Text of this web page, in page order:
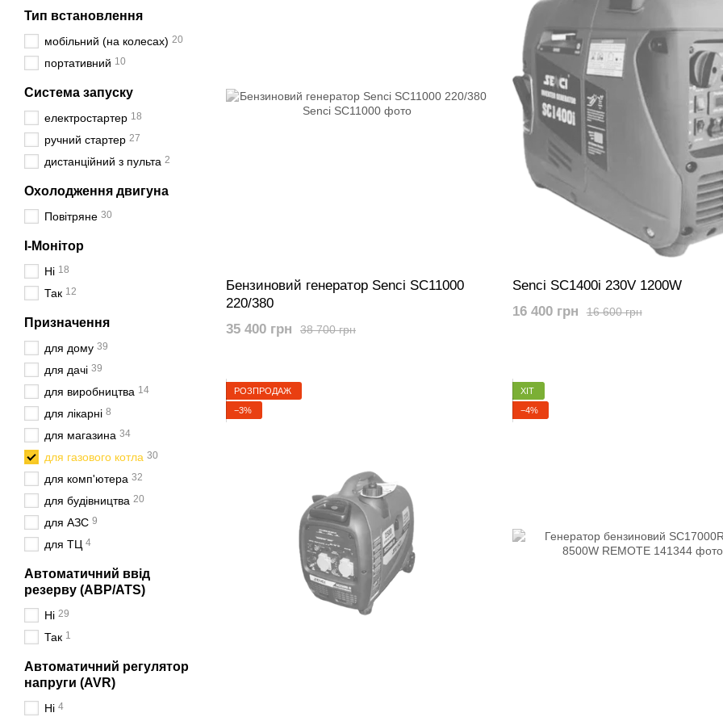
Бензиновий генератор Senci SC11000
220/380
38 700 грн
35 400 грн
Senci SC1400i 230V 1200W
16 600 грн
16 400 грн
РОЗПРОДАЖ
−3%
ХІТ
−4%
Тип встановлення
мобільний (на колесах) 20
портативний 10
Система запуску
електростартер 18
ручний стартер 27
дистанційний з пульта 2
Охолодження двигуна
Повітряне 30
I-Монітор
Ні 18
Так 12
Призначення
для дому 39
для дачі 39
для виробництва 14
для лікарні 8
для магазина 34
для газового котла 30
для комп'ютера 32
для будівництва 20
для АЗС 9
для ТЦ 4
Автоматичний ввід
резерву (АВР/ATS)
Ні 29
Так 1
Автоматичний регулятор
напруги (AVR)
Ні 4